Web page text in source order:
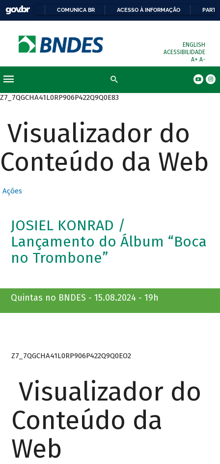
COMUNICA BR ACESSO À INFORMAÇÃO
ENGLISH
ACESSIBILIDADE
A+ A-
Z7_7QGCHA41L0RP906P422Q9Q0E83
Visualizador do
Conteúdo da Web
Ações
JOSIEL KONRAD /
Lançamento do Álbum “Boca
no Trombone”
Quintas no BNDES - 15.08.2024 - 19h
Z7_7QGCHA41L0RP906P422Q9Q0EO2
Visualizador do
Conteúdo da
Web